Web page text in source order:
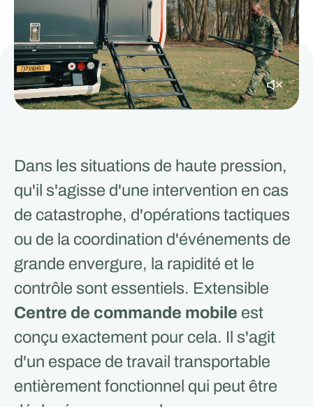
Dans les situations de haute pression,
qu'il s'agisse d'une intervention en cas
de catastrophe, d'opérations tactiques
ou de la coordination d'événements de
grande envergure, la rapidité et le
contrôle sont essentiels. Extensible
Centre de commande mobile est
conçu exactement pour cela. Il s'agit
d'un espace de travail transportable
entièrement fonctionnel qui peut être